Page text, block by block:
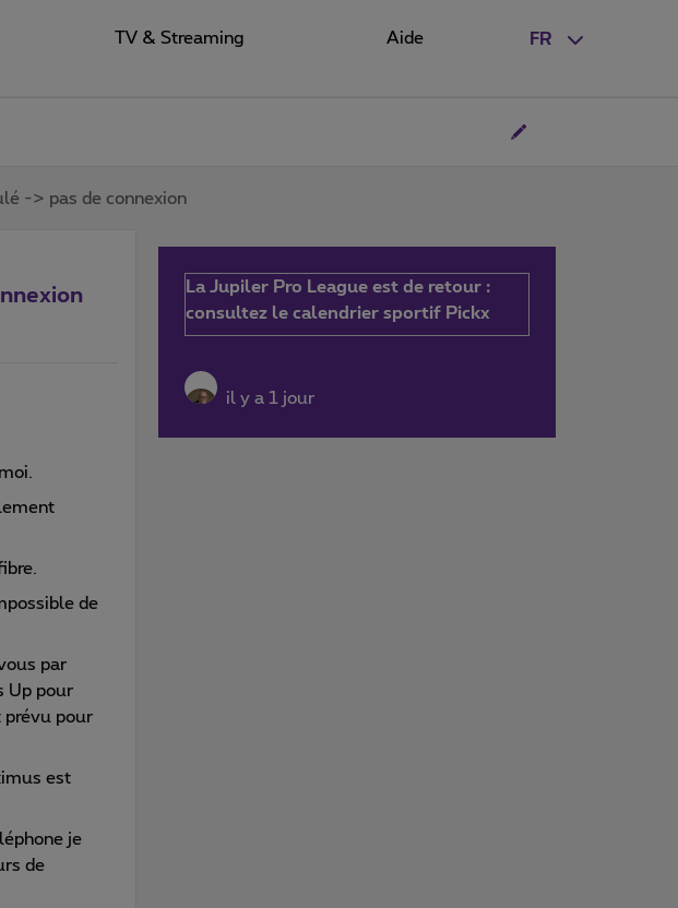
FR
TV & Streaming Aide
-> pas de connexion
de
par
Up pour
pour
est
je
de
La Jupiler Pro League est de retour :
consultez le calendrier sportif Pickx
il y a 1 jour